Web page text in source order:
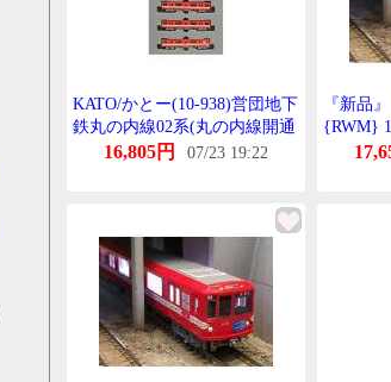
KATO/かとー(10-938)営団地下
鉄丸の内線02系(丸の内線開通
50周年記念号)たいぷ 6両せっ
16,805円 07/23 19:22
『新品
{RWM}
の内線